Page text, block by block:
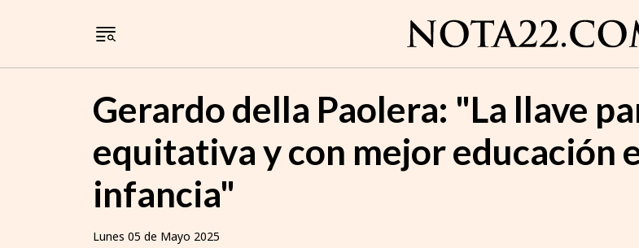
Gerardo della Paolera: "La llave
equitativa y con mejor educación
infancia"
Lunes 05 de Mayo 2025